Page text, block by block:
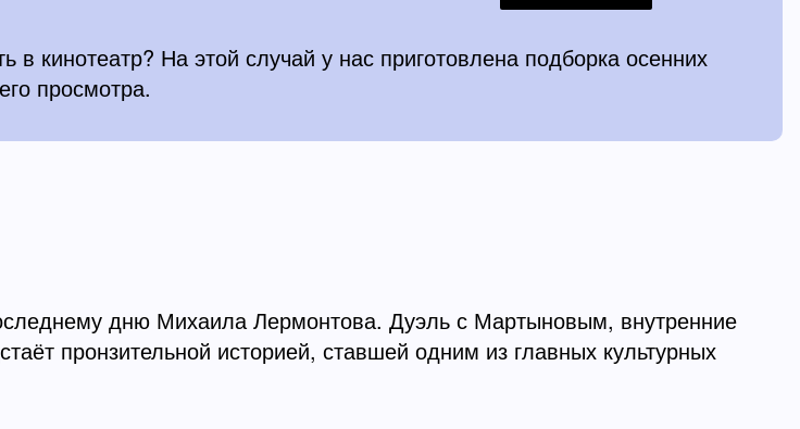
кинотеатр? На этой случай у нас приготовлена подборка осенних
просмотра.
дню Михаила Лермонтова. Дуэль с Мартыновым, внутренние
пронзительной историей, ставшей одним из главных культурных